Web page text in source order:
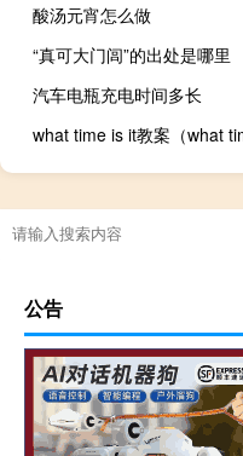
酸汤元宵怎么做
“真可大门闾”的出处是哪里
汽车电瓶充电时间多长
公告